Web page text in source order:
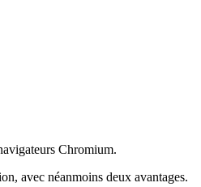
Chromium.
avec néanmoins deux avantages.